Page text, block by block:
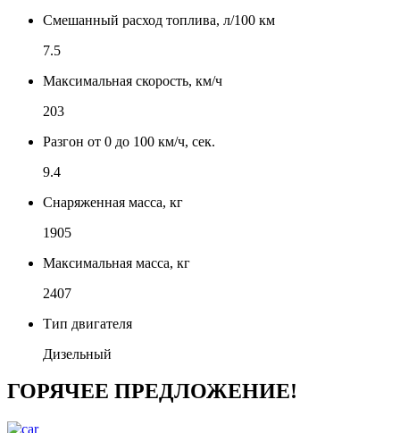
Смешанный расход топлива, л/100 км
7.5
Максимальная скорость, км/ч
203
Разгон от 0 до 100 км/ч, сек.
9.4
Снаряженная масса, кг
1905
Максимальная масса, кг
2407
Тип двигателя
Дизельный
ГОРЯЧЕЕ ПРЕДЛОЖЕНИЕ!